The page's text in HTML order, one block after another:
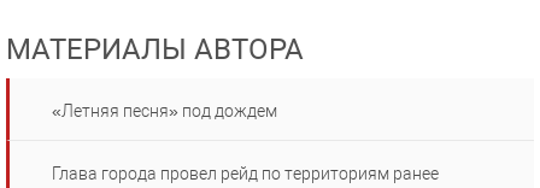
МАТЕРИАЛЫ АВТОРА
«Летняя песня» под дождем
Глава города провел рейд по территориям ранее